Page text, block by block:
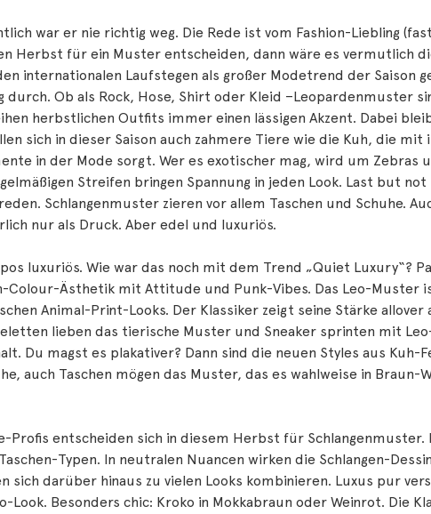
war er nie richtig weg. Die Rede ist vom Fashion-Liebling
Herbst für ein Muster entscheiden, dann wäre es vermutlich
internationalen Laufstegen als großer Modetrend der Saison
durch. Ob als Rock, Hose, Shirt oder Kleid –Leopardenmuster
herbstlichen Outfits immer einen lässigen Akzent. Dabei
sich in dieser Saison auch zahmere Tiere wie die Kuh, die
in der Mode sorgt. Wer es exotischer mag, wird um Zebras
Streifen bringen Spannung in jeden Look. Last but
Schlangenmuster zieren vor allem Taschen und Schuhe.
nur als Druck. Aber edel und luxuriös.
luxuriös. Wie war das noch mit dem Trend „Quiet Luxury“?
Colour-Ästhetik mit Attitude und Punk-Vibes. Das Leo-Muster
Animal-Print-Looks. Der Klassiker zeigt seine Stärke
lieben das tierische Muster und Sneaker sprinten mit
Du magst es plakativer? Dann sind die neuen Styles aus
auch Taschen mögen das Muster, das es wahlweise in Braun-
Profis entscheiden sich in diesem Herbst für
Typen. In neutralen Nuancen wirken die Schlangen-
sich darüber hinaus zu vielen Looks kombinieren. Luxus pur
Look. Besonders chic: Kroko in Mokkabraun oder Weinrot. Die